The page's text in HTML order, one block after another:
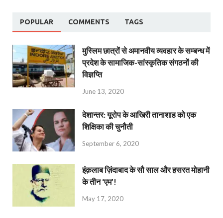
POPULAR COMMENTS TAGS
मुस्लिम छात्रों से अमानवीय व्यवहार के सम्बन्ध में
प्रदेश के सामाजिक-सांस्कृतिक संगठनों की
विज्ञप्ति
June 13, 2020
देशान्‍तर: यूरोप के आखिरी तानाशाह को एक
शिक्षिका की चुनौती
September 6, 2020
इंक़लाब ज़िंदाबाद के सौ साल और हसरत मोहानी
के तीन ‘एम’!
May 17, 2020